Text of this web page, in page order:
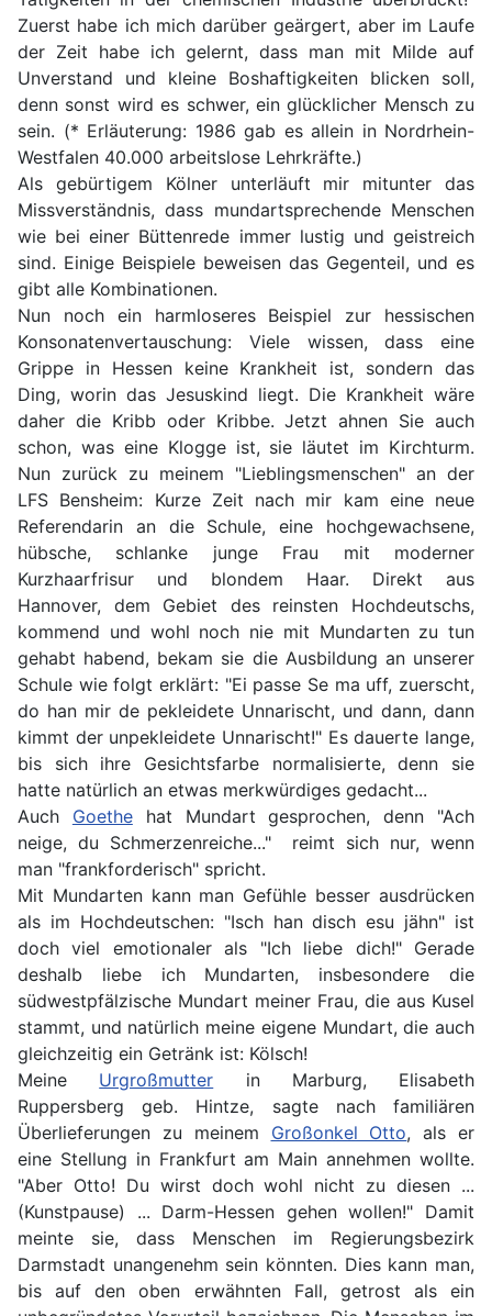
Zuerst habe ich mich darüber geärgert, aber im Laufe
der Zeit habe ich gelernt, dass man mit Milde auf
Unverstand und kleine Boshaftigkeiten blicken soll,
denn sonst wird es schwer, ein glücklicher Mensch zu
sein. (* Erläuterung: 1986 gab es allein in Nordrhein-
Westfalen 40.000 arbeitslose Lehrkräfte.)
Als gebürtigem Kölner unterläuft mir mitunter das
Missverständnis, dass mundartsprechende Menschen
wie bei einer Büttenrede immer lustig und geistreich
sind. Einige Beispiele beweisen das Gegenteil, und es
gibt alle Kombinationen.
Nun noch ein harmloseres Beispiel zur hessischen
Konsonatenvertauschung: Viele wissen, dass eine
Grippe in Hessen keine Krankheit ist, sondern das
Ding, worin das Jesuskind liegt. Die Krankheit wäre
daher die Kribb oder Kribbe. Jetzt ahnen Sie auch
schon, was eine Klogge ist, sie läutet im Kirchturm.
Nun zurück zu meinem "Lieblingsmenschen" an der
LFS Bensheim: Kurze Zeit nach mir kam eine neue
Referendarin an die Schule, eine hochgewachsene,
hübsche, schlanke junge Frau mit moderner
Kurzhaarfrisur und blondem Haar. Direkt aus
Hannover, dem Gebiet des reinsten Hochdeutschs,
kommend und wohl noch nie mit Mundarten zu tun
gehabt habend, bekam sie die Ausbildung an unserer
Schule wie folgt erklärt: "Ei passe Se ma uff, zuerscht,
do han mir de pekleidete Unnarischt, und dann, dann
kimmt der unpekleidete Unnarischt!" Es dauerte lange,
bis sich ihre Gesichtsfarbe normalisierte, denn sie
hatte natürlich an etwas merkwürdiges gedacht...
Auch Goethehat Mundart gesprochen, denn "Ach
neige, du Schmerzenreiche..." reimt sich nur, wenn
man "frankforderisch" spricht.
Mit Mundarten kann man Gefühle besser ausdrücken
als im Hochdeutschen: "Isch han disch esu jähn" ist
doch viel emotionaler als "Ich liebe dich!" Gerade
deshalb liebe ich Mundarten, insbesondere die
südwestpfälzische Mundart meiner Frau, die aus Kusel
stammt, und natürlich meine eigene Mundart, die auch
gleichzeitig ein Getränk ist: Kölsch!
Meine Urgroßmutter in Marburg, Elisabeth
Ruppersberg geb. Hintze, sagte nach familiären
Überlieferungen zu meinem Großonkel Otto, als er
eine Stellung in Frankfurt am Main annehmen wollte.
"Aber Otto! Du wirst doch wohl nicht zu diesen ...
(Kunstpause) ... Darm-Hessen gehen wollen!" Damit
meinte sie, dass Menschen im Regierungsbezirk
Darmstadt unangenehm sein könnten. Dies kann man,
bis auf den oben erwähnten Fall, getrost als ein